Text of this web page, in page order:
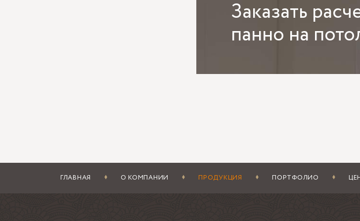
Если нужен фацет, толщина тоже влияет на
выразительнее, а панно на потолок
делить потолок на зеркальные панели
Какой тип обработки
Закалка для зеркала на потолок
температуре, но влияет на сроки, цену и
сложные вырезы, вопрос закалки лучше решать
Заказать
панно на
ГЛАВНАЯ О КОМПАНИИ ПРОДУКЦИЯ ПОРТФОЛИО